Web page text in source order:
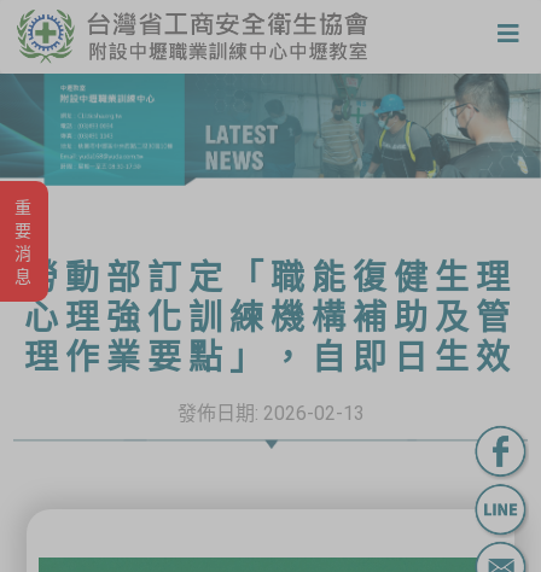
重要消息勞動部訂定「職能復健生理
心理強化訓練機構補助及管
理作業要點」，自即日生效
發佈日期: 2026-02-13